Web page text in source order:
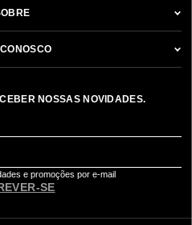
NOSSAS NOVIDADES.
SE
e promoções por e-mail